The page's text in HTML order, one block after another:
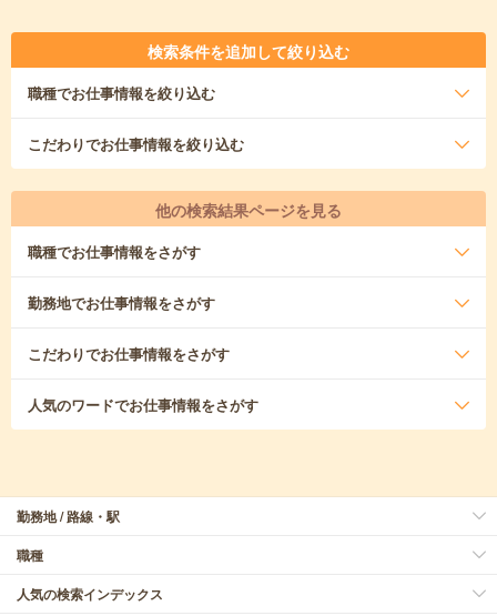
検索条件を追加して絞り込む
職種でお仕事情報を絞り込む
こだわりでお仕事情報を絞り込む
他の検索結果ページを見る
職種でお仕事情報をさがす
勤務地でお仕事情報をさがす
こだわりでお仕事情報をさがす
人気のワードでお仕事情報をさがす
勤務地 / 路線・駅
職種
人気の検索インデックス